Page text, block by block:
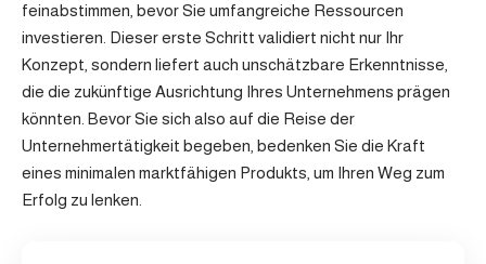
feinabstimmen, bevor Sie umfangreiche Ressourcen
investieren. Dieser erste Schritt validiert nicht nur Ihr
Konzept, sondern liefert auch unschätzbare Erkenntnisse,
die die zukünftige Ausrichtung Ihres Unternehmens prägen
könnten. Bevor Sie sich also auf die Reise der
Unternehmertätigkeit begeben, bedenken Sie die Kraft
eines minimalen marktfähigen Produkts, um Ihren Weg zum
Erfolg zu lenken.